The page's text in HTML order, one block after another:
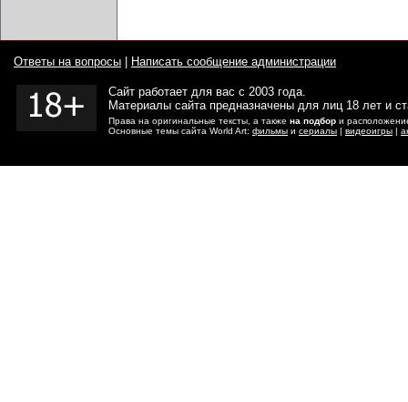
Ответы на вопросы Написать сообщение администрации
Сайт работает для вас с 2003 года.
Материалы сайта предназначены для лиц 18 лет и
Права на оригинальные тексты, а также на подбор и
Основные темы сайта World Art: фильмы и сериалы | видеоигры |